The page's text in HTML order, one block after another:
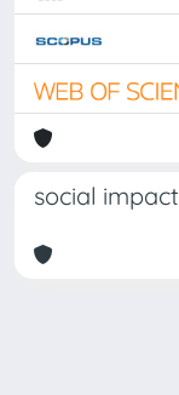
social impact